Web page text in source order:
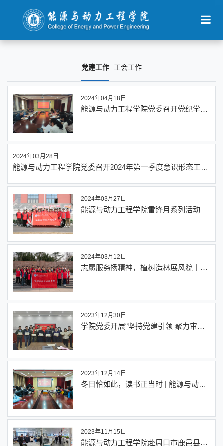
党建工作 工会工作
2024年04月18日
能源与动力工程学院党委召开党纪学习
2024年03月28日
能源与动力工程学院党委召开2024年第一季度意识形态工作
2024年03月27日
能源与动力工程学院雷锋月系列活动
2024年03月12日
志愿服务扬精神，植树造林展风貌｜能
2023年12月30日
学院党委开展“坚持党建引领 聚力审核
2023年12月14日
冬日恰如此，读书正当时 | 能源与动力
2023年11月15日
能源与动力工程学院赴周口市鹿邑县夏